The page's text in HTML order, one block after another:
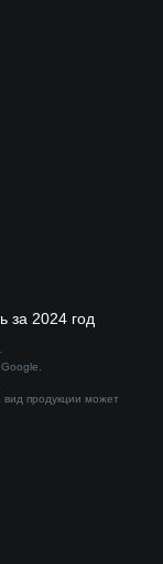
за 2024 год
Google.
продукции может